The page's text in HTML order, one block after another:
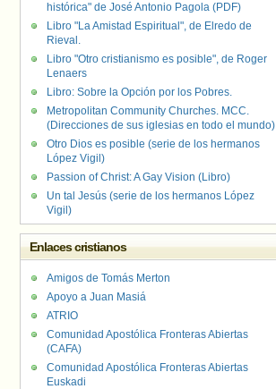
histórica" de José Antonio Pagola (PDF)
Libro "La Amistad Espiritual", de Elredo de
Rieval.
Libro "Otro cristianismo es posible", de Roger
Lenaers
Libro: Sobre la Opción por los Pobres.
Metropolitan Community Churches. MCC.
(Direcciones de sus iglesias en todo el mundo)
Otro Dios es posible (serie de los hermanos
López Vigil)
Passion of Christ: A Gay Vision (Libro)
Un tal Jesús (serie de los hermanos López
Vigil)
Enlaces cristianos
Amigos de Tomás Merton
Apoyo a Juan Masiá
ATRIO
Comunidad Apostólica Fronteras Abiertas
(CAFA)
Comunidad Apostólica Fronteras Abiertas
Euskadi